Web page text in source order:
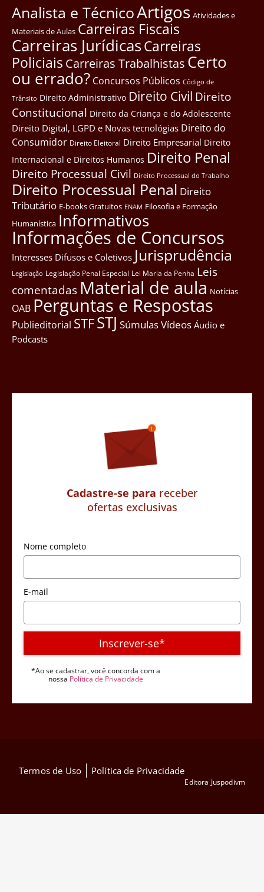
Analista e TécnicoArtigos Atividades e
Materiais de Aulas Carreiras Fiscais
Carreiras JurídicasCarreiras
Policiais Carreiras Trabalhistas Certo
ou errado? Concursos Públicos Côdigo de
Trânsito Direito Administrativo Direito Civil Direito
Constitucional Direito da Criança e do Adolescente
Direito Digital, LGPD e Novas tecnológias Direito do
Consumidor Direito Eleitoral Direito Empresarial Direito
Internacional e Direitos Humanos Direito Penal
Direito Processual Civil Direito Processual do Trabalho
Direito Processual Penal Direito
Tributário E-books Gratuitos ENAM Filosofia e Formação
Humanística Informativos
Informações de Concursos
Interesses Difusos e Coletivos Jurisprudência
Legislação Legislação Penal Especial Lei Maria da Penha Leis
comentadas Material de aula Notícias
OAB Perguntas e Respostas
Publieditorial STFSTJ SúmulasVídeos Áudio e
Podcasts
Cadastre-se para receber
ofertas exclusivas
Nome completo
E-mail
Inscrever-se*
*Ao se cadastrar, você concorda com a
nossa Política de Privacidade
Termos de Uso Política de Privacidade
Editora Juspodivm